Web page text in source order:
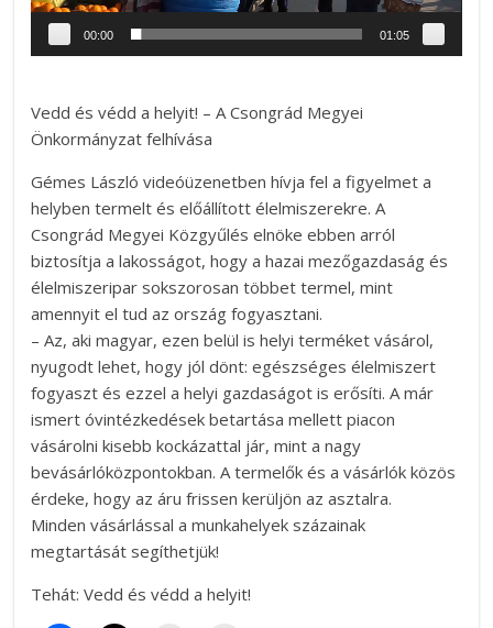
00:00 01:05
Vedd és védd a helyit! – A Csongrád Megyei
Önkormányzat felhívása
Gémes László videóüzenetben hívja fel a figyelmet a
helyben termelt és előállított élelmiszerekre. A
Csongrád Megyei Közgyűlés elnöke ebben arról
biztosítja a lakosságot, hogy a hazai mezőgazdaság és
élelmiszeripar sokszorosan többet termel, mint
amennyit el tud az ország fogyasztani.
– Az, aki magyar, ezen belül is helyi terméket vásárol,
nyugodt lehet, hogy jól dönt: egészséges élelmiszert
fogyaszt és ezzel a helyi gazdaságot is erősíti. A már
ismert óvintézkedések betartása mellett piacon
vásárolni kisebb kockázattal jár, mint a nagy
bevásárlóközpontokban. A termelők és a vásárlók közös
érdeke, hogy az áru frissen kerüljön az asztalra.
Minden vásárlással a munkahelyek százainak
megtartását segíthetjük!
Tehát: Vedd és védd a helyit!